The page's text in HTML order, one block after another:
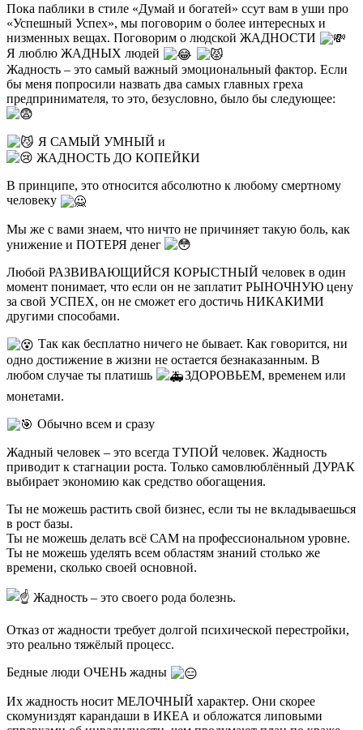
Пока паблики в стиле «Думай и богатей» ссут вам в уши про
«Успешный Успех», мы поговорим о более интересных и
низменных вещах. Поговорим о людской ЖАДНОСТИ
Я люблю ЖАДНЫХ людей
Жадность – это самый важный эмоциональный фактор. Если
бы меня попросили назвать два самых главных греха
предпринимателя, то это, безусловно, было бы следующее:
Я САМЫЙ УМНЫЙ и
ЖАДНОСТЬ ДО КОПЕЙКИ
В принципе, это относится абсолютно к любому смертному
человеку
Мы же с вами знаем, что ничто не причиняет такую боль, как
унижение и ПОТЕРЯ денег
Любой РАЗВИВАЮЩИЙСЯ КОРЫСТНЫЙ человек в один
момент понимает, что если он не заплатит РЫНОЧНУЮ цену
за свой УСПЕХ, он не сможет его достичь НИКАКИМИ
другими способами.
Так как бесплатно ничего не бывает. Как говорится, ни
одно достижение в жизни не остается безнаказанным. В
любом случае ты платишь
ЗДОРОВЬЕМ, временем или
монетами.
Обычно всем и сразу
Жадный человек – это всегда ТУПОЙ человек. Жадность
приводит к стагнации роста. Только самовлюблённый ДУРАК
выбирает экономию как средство обогащения.
Ты не можешь растить свой бизнес, если ты не вкладываешься
в рост базы.
Ты не можешь делать всё САМ на профессиональном уровне.
Ты не можешь уделять всем областям знаний столько же
времени, сколько своей основной.
Жадность – это своего рода болезнь.
Отказ от жадности требует долгой психической перестройки,
это реально тяжёлый процесс.
Бедные люди ОЧЕНЬ жадны
Их жадность носит МЕЛОЧНЫЙ характер. Они скорее
скомуниздят карандаши в ИКЕА и обложатся липовыми